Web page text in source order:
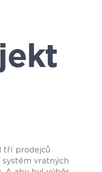
tří prodejců
vratných